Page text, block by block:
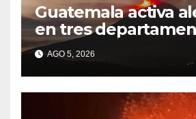
Guatemala activa
en tres
cercanos al volcán
AGO 5, 2026